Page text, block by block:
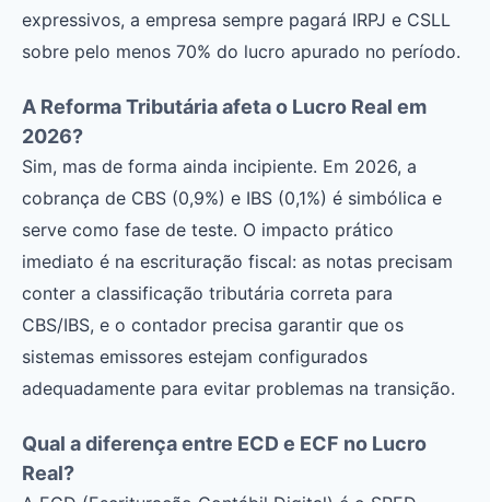
expressivos, a empresa sempre pagará IRPJ e CSLL
sobre pelo menos 70% do lucro apurado no período.
A Reforma Tributária afeta o Lucro Real em
2026?
Sim, mas de forma ainda incipiente. Em 2026, a
cobrança de CBS (0,9%) e IBS (0,1%) é simbólica e
serve como fase de teste. O impacto prático
imediato é na escrituração fiscal: as notas precisam
conter a classificação tributária correta para
CBS/IBS, e o contador precisa garantir que os
sistemas emissores estejam configurados
adequadamente para evitar problemas na transição.
Qual a diferença entre ECD e ECF no Lucro
Real?